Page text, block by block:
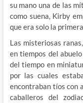
su mano una de las
como suena, Kirby
que era solo la
Las misteriosas
en tiempos del
del tiempo en
por las cuales
encontraban tíos con
caballeros del